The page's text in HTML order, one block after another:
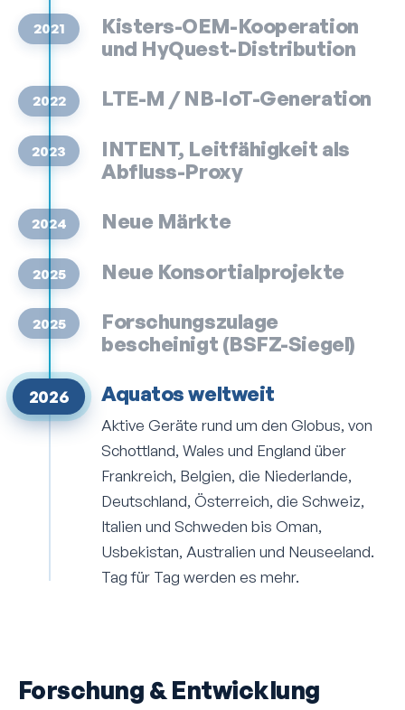
2021
Kisters-OEM-Kooperation
und HyQuest-Distribution
2022 LTE-M / NB-IoT-Generation
2023
INTENT, Leitfähigkeit als
Abfluss-Proxy
2024 Neue Märkte
2025 Neue Konsortial­projekte
2025
Forschungszulage
bescheinigt (BSFZ-Siegel)
2026 Aquatos weltweit
Aktive Geräte rund um den Globus, von
Schottland, Wales und England über
Frankreich, Belgien, die Niederlande,
Deutschland, Österreich, die Schweiz,
Italien und Schweden bis Oman,
Usbekistan, Australien und Neuseeland.
Tag für Tag werden es mehr.
Forschung & Entwicklung